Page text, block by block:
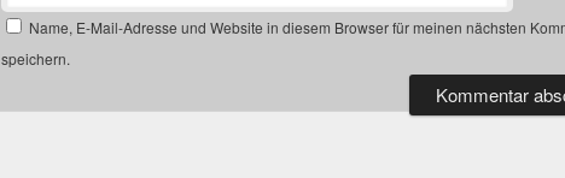
Name, E-Mail-Adresse und Website in diesem Browser für meinen nächsten
speichern.